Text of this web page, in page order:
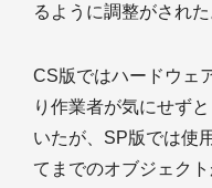
るように調整がされた
CS版ではハードウェ
り作業者が気にせず
いたが、SP版では使
てまでのオブジェク